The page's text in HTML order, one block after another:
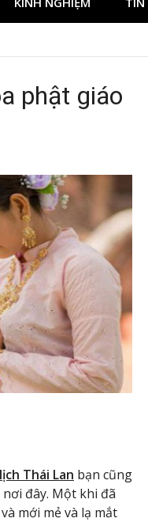
phật giáo
Thái Lan bạn cũng
đây. Một khi đã
mới mẻ và lạ mắt